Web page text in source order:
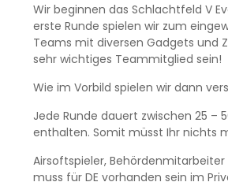
Wir beginnen das Schlachtfeld V
erste Runde spielen wir zum
Teams mit diversen Gadgets und
sehr wichtiges Teammitglied sein!
Wie im Vorbild spielen wir dann
Jede Runde dauert zwischen 25 –
enthalten. Somit müsst Ihr nichts
Airsoftspieler,
muss für DE vorhanden sein im